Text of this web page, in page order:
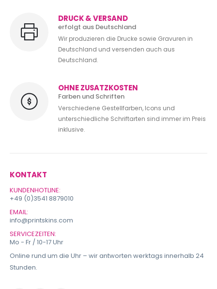
DRUCK & VERSAND
erfolgt aus Deutschland
Wir produzieren die Drucke sowie Gravuren in
Deutschland und versenden auch aus
Deutschland.
OHNE ZUSATZKOSTEN
Farben und Schriften
Verschiedene Gestellfarben, Icons und
unterschiedliche Schriftarten sind immer im Preis
inklusive.
KONTAKT
KUNDENHOTLINE:
+49 (0)3541 8879010
EMAIL:
info@printskins.com
SERVICEZEITEN:
Mo - Fr / 10-17 Uhr
Online rund um die Uhr – wir antworten werktags innerhalb 24
Stunden.